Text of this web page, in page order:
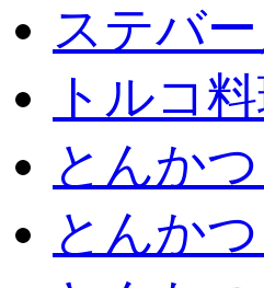
ステバ
トルコ
とんか
とんか